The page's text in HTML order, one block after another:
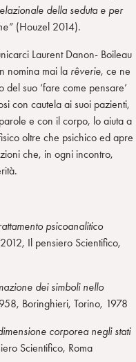
della seduta e per
(Houzel 2014).
Laurent Danon- Boileau
nomina mai la rêverie, ce ne
suo ‘fare come pensare’
con cautela ai suoi pazienti,
e con il corpo, lo aiuta a
oltre che psichico ed apre
che, in ogni incontro,
psicoanalitico
Il pensiero Scientifico,
dei simboli nello
Boringhieri, Torino, 1978
corporea negli stati
Scientifico, Roma